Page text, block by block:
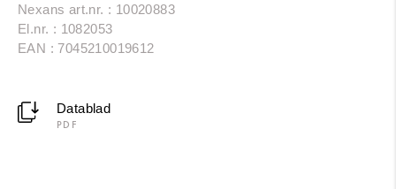
Nexans art.nr. : 10020883
El.nr. : 1082053
EAN : 7045210019612
Datablad
PDF